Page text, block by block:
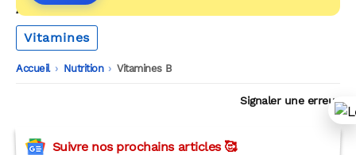
AUTOUR DU MÊME THÈME
Vitamines
Accueil -
Nutrition -
Vitamines B
Signaler une erreur
Suivre nos prochains articles 🥰